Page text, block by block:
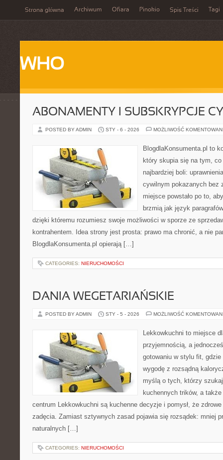
Strona główna Archiwum Ofiara Pinokio Spis Treści Tagi
WHO
ABONAMENTY I SUBSKRYPCJE
POSTED BY ADMIN STY - 6 - 2026 MOŻLIWOŚĆ
BlogdlaKonsumenta.pl to
który skupia się na tym,
najbardziej boli:
cywilnym pokazanych bez
miejsce powstało po to,
brzmią jak język
dzięki któremu rozumiesz swoje możliwości w sporze ze
kontrahentem. Idea strony jest prosta: prawo ma chronić, a nie
BlogdlaKonsumenta.pl opierają […]
CATEGORIES: NIERUCHOMOŚCI
DANIA WEGETARIAŃSKIE
POSTED BY ADMIN STY - 5 - 2026 MOŻLIWOŚĆ
Lekkowkuchni to miejsce
przyjemnością, a
gotowaniu w stylu fit, gdzie
wygodę z rozsądną
myślą o tych, którzy
kuchennych trików, a
centrum Lekkowkuchni są kuchenne decyzje i pomysł, że
zadęcia. Zamiast sztywnych zasad pojawia się rozsądek: mniej
naturalnych […]
CATEGORIES: NIERUCHOMOŚCI